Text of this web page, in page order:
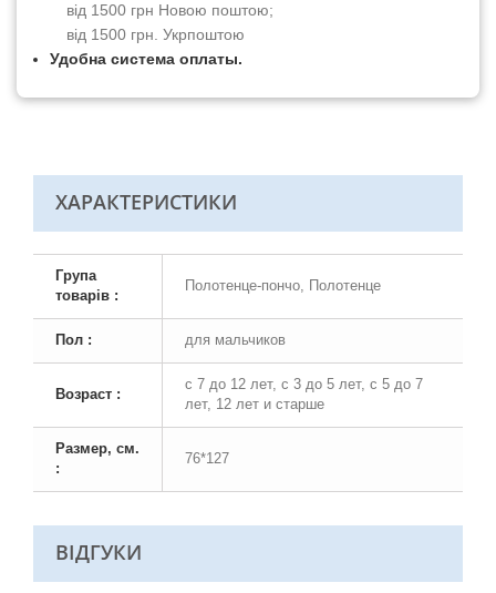
від 1500 грн Новою поштою;
від 1500 грн. Укрпоштою
Удобна система оплаты.
ХАРАКТЕРИСТИКИ
Група
товарів :
Полотенце-пончо, Полотенце
Пол : для мальчиков
Возраст :
с 7 до 12 лет, с 3 до 5 лет, с 5 до 7
лет, 12 лет и старше
Размер, см.
:
76*127
ВІДГУКИ